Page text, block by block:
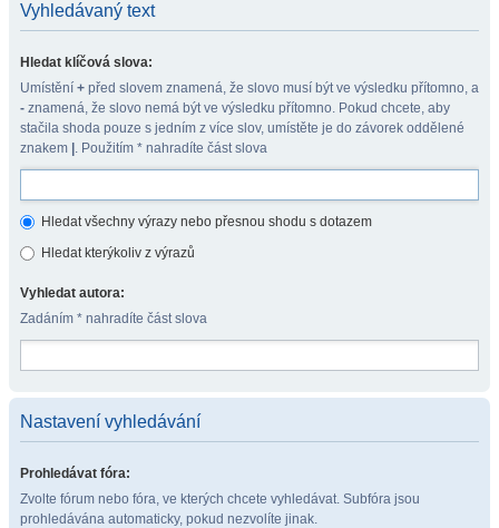
Vyhledávaný text
Hledat klíčová slova:
Umístění + před slovem znamená, že slovo musí být ve výsledku přítomno, a
- znamená, že slovo nemá být ve výsledku přítomno. Pokud chcete, aby
stačila shoda pouze s jedním z více slov, umístěte je do závorek oddělené
znakem . Použitím * nahradíte část slova
Hledat všechny výrazy nebo přesnou shodu s dotazem
Hledat kterýkoliv z výrazů
Vyhledat autora:
Zadáním * nahradíte část slova
Nastavení vyhledávání
Prohledávat fóra:
Zvolte fórum nebo fóra, ve kterých chcete vyhledávat. Subfóra jsou
prohledávána automaticky, pokud nezvolíte jinak.